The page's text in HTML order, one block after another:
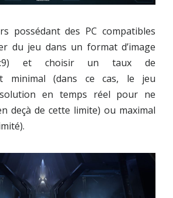
possédant des PC compatibles
du jeu dans un format d’image
et choisir un taux de
minimal (dans ce cas, le jeu
en temps réel pour ne
deçà de cette limite) ou maximal